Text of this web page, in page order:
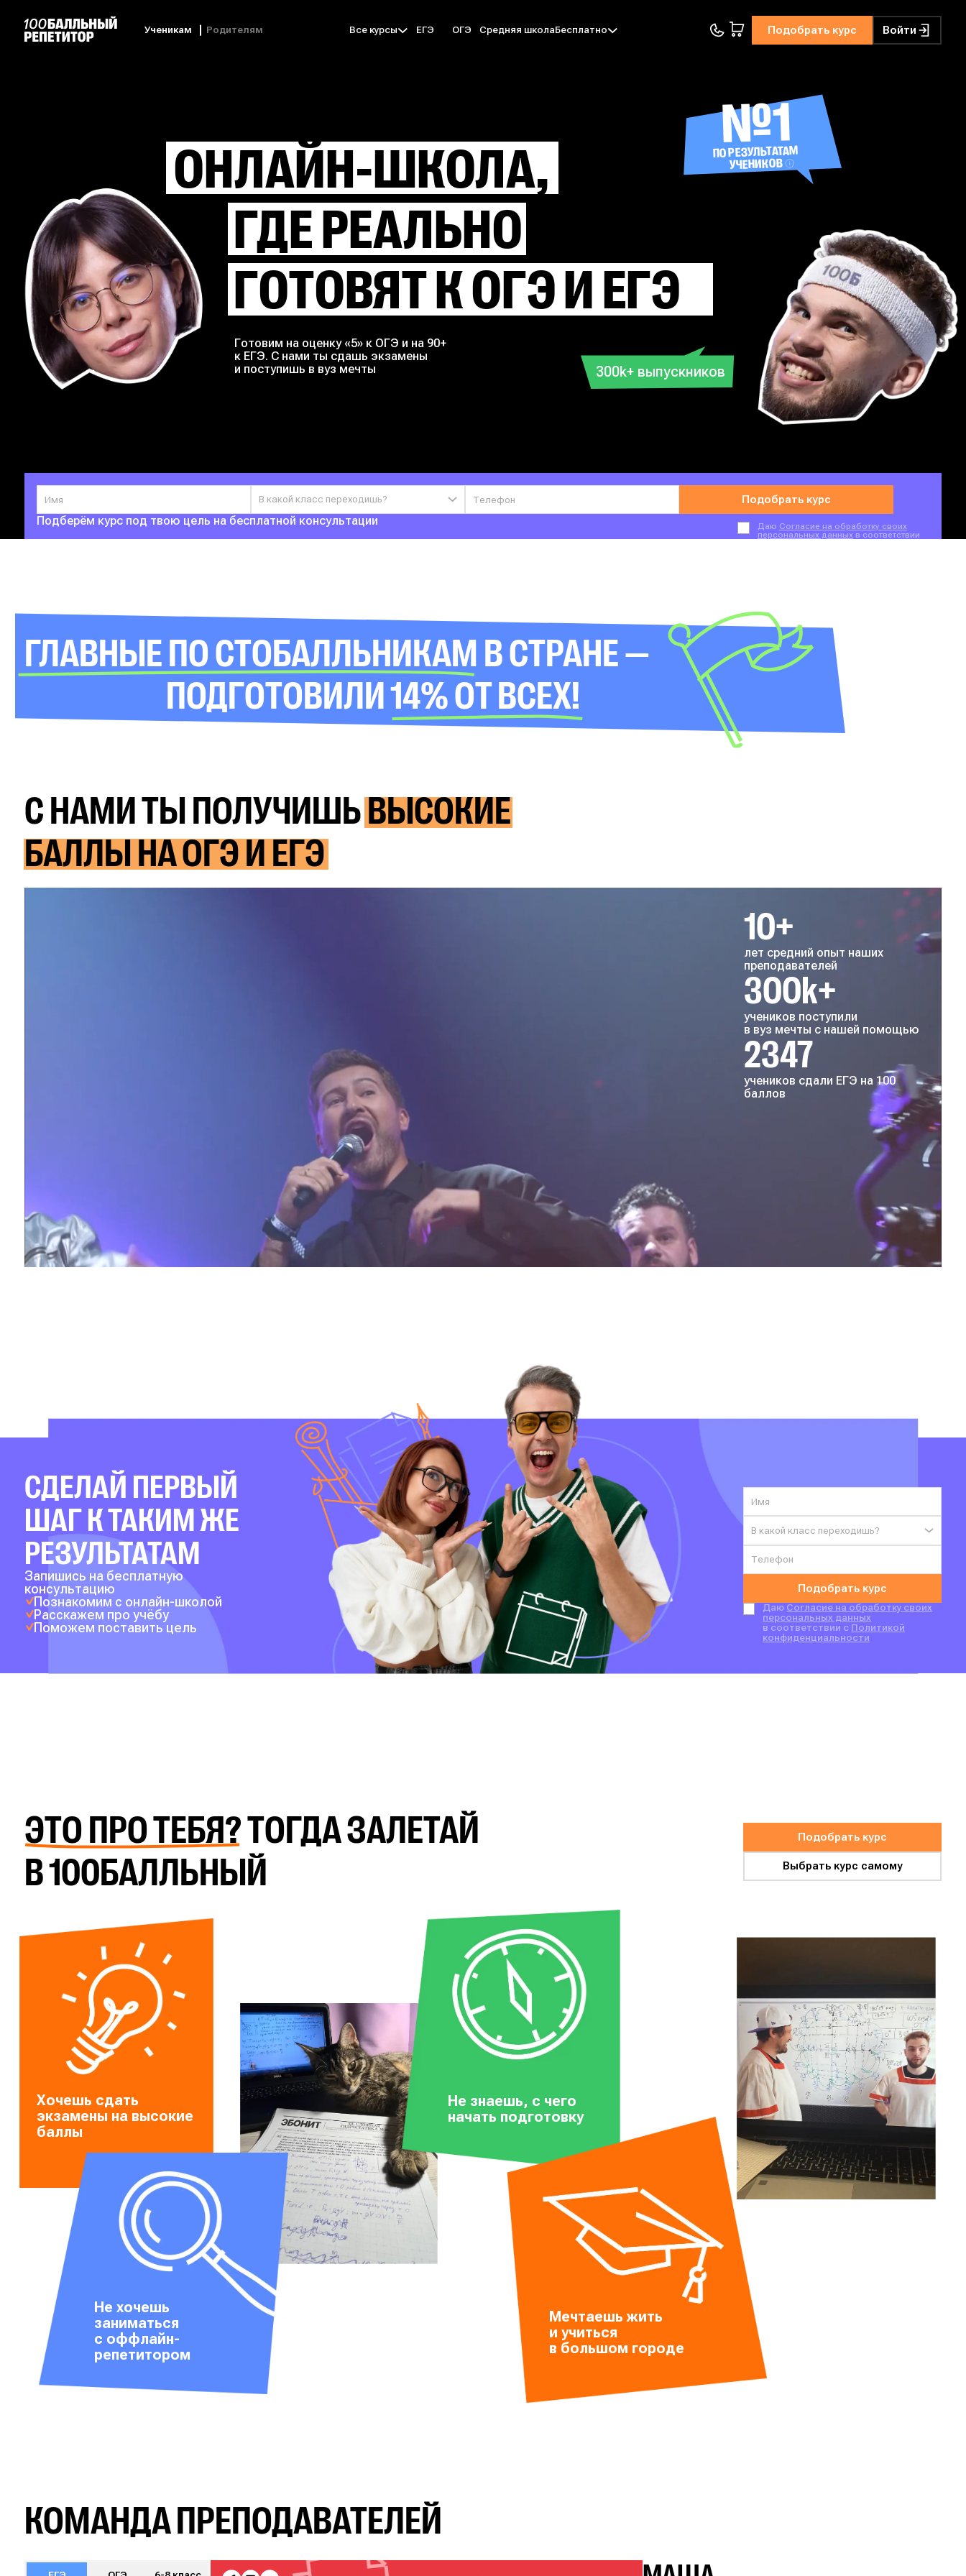
Ученикам Родителям Все курсы ЕГЭ ОГЭ Средняя школаБесплатно Подобрать курс Войти
ОНЛАЙН-ШКОЛА,
ГДЕ РЕАЛЬНО
ГОТОВЯТК ОГЭ И ЕГЭ
Готовим на оценку «5» к ОГЭ и на 90+
к ЕГЭ. С нами ты сдашь экзамены
и поступишь в вуз мечты
№1
ПО РЕЗУЛЬТАТАМ
УЧЕНИКОВ
300k+ выпускников
В какой класс переходишь? Подобрать курс
Даю Согласие на обработку своих
персональных данныхв соответствии
Подберём курс под твою цель на бесплатной консультации
ГЛАВНЫЕ ПО СТОБАЛЛЬНИКАМ В СТРАНЕ —
ПОДГОТОВИЛИ 14% ОТ ВСЕХ!
С НАМИ ТЫПОЛУЧИШЬВЫСОКИЕ
БАЛЛЫ НА ОГЭ И ЕГЭ
10+
лет средний опыт наших
преподавателей
300k+
учеников поступили
в вуз мечты с нашей помощью
2347
учеников сдали ЕГЭ на 100
баллов
СДЕЛАЙ ПЕРВЫЙ
ШАГ К ТАКИМ ЖЕ
РЕЗУЛЬТАТАМ
Запишись на бесплатную
консультацию
Познакомим с онлайн-школой
Расскажем про учёбу
Поможем поставить цель
В какой класс переходишь?
Подобрать курс
Даю Согласие на обработку своих
персональных данных
в соответствии с Политикой
конфиденциальности
ЭТО ПРО ТЕБЯ?ТОГДА ЗАЛЕТАЙ
В 100БАЛЛЬНЫЙ
Подобрать курс
Выбрать курс самому
Хочешь сдать
экзамены на высокие
баллы
Не знаешь, с чего
начать подготовку
Не хочешь
заниматься
с оффлайн-
репетитором
Мечтаешьжить
и учиться
в большом городе
КОМАНДА ПРЕПОДАВАТЕЛЕЙ